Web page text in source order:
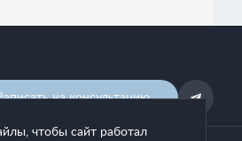
на консультацию
чтобы сайт работал